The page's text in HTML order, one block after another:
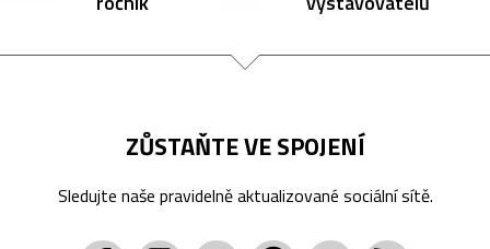
ZŮSTAŇTE VE SPOJENÍ
Sledujte naše pravidelně aktualizované sociální sítě.